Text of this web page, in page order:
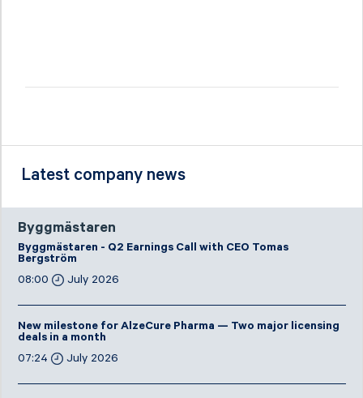
Latest company news
Byggmästaren
Byggmästaren - Q2 Earnings Call with CEO Tomas
Bergström
08:00
July 2026
New milestone for AlzeCure Pharma — Two major licensing
deals in a month
07:24
July 2026